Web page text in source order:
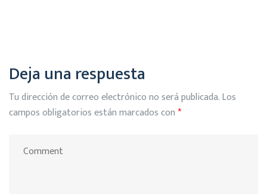
Deja una respuesta
Tu dirección de correo electrónico no será publicada.Los
campos obligatorios están marcados con*